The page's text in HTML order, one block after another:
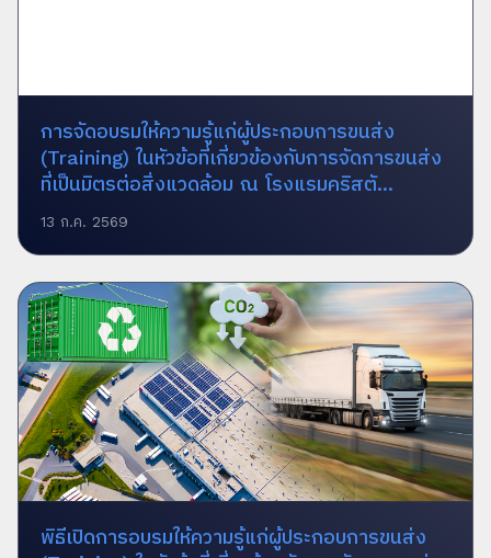
การจัดอบรมให้ความรู้แก่ผู้ประกอบการขนส่ง
(Training) ในหัวข้อที่เกี่ยวข้องกับการจัดการขนส่ง
ที่เป็นมิตรต่อสิ่งแวดล้อม ณ โรงแรมคริสตั...
13 ก.ค. 2569
พิธีเปิดการอบรมให้ความรู้แก่ผู้ประกอบการขนส่ง